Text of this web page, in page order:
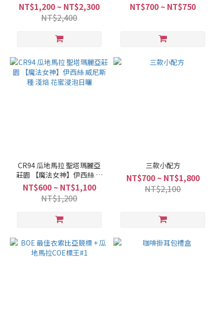
NT$1,200 ~ NT$2,300
NT$2,400
NT$700 ~ NT$750
CR94 瓜地馬拉 聖塔瑪麗亞
莊園 【魔法女神】伊西絲 威
尼斯種 淺焙 花蜜浸泡日曬
NT$600 ~ NT$1,100
NT$1,200
三款小配方
NT$700 ~ NT$1,800
NT$2,100